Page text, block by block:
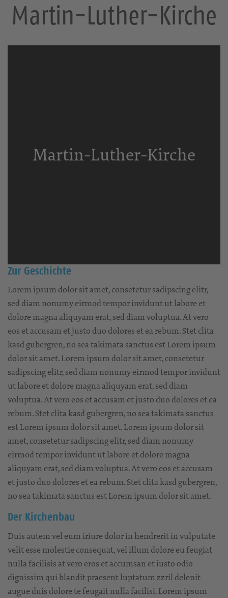
Martin-Luther-Kirche
Martin-Luther-Kirche
Zur Geschichte
Lorem ipsum dolor sit amet, consetetur sadipscing elitr,
sed diam nonumy eirmod tempor invidunt ut labore et
dolore magna aliquyam erat, sed diam voluptua. At vero
eos et accusam et justo duo dolores et ea rebum. Stet clita
kasd gubergren, no sea takimata sanctus est Lorem ipsum
dolor sit amet. Lorem ipsum dolor sit amet, consetetur
sadipscing elitr, sed diam nonumy eirmod tempor invidunt
ut labore et dolore magna aliquyam erat, sed diam
voluptua. At vero eos et accusam et justo duo dolores et ea
rebum. Stet clita kasd gubergren, no sea takimata sanctus
est Lorem ipsum dolor sit amet. Lorem ipsum dolor sit
amet, consetetur sadipscing elitr, sed diam nonumy
eirmod tempor invidunt ut labore et dolore magna
aliquyam erat, sed diam voluptua. At vero eos et accusam
et justo duo dolores et ea rebum. Stet clita kasd gubergren,
no sea takimata sanctus est Lorem ipsum dolor sit amet.
Der Kirchenbau
Duis autem vel eum iriure dolor in hendrerit in vulputate
velit esse molestie consequat, vel illum dolore eu feugiat
nulla facilisis at vero eros et accumsan et iusto odio
dignissim qui blandit praesent luptatum zzril delenit
augue duis dolore te feugait nulla facilisi. Lorem ipsum